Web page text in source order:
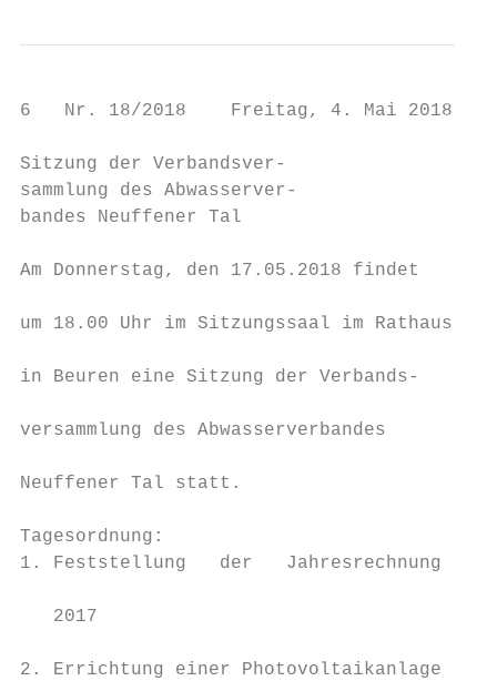
6   Nr. 18/2018    Freitag, 4. Mai
Sitzung der Verbandsver-
sammlung des Abwasserver-
bandes Neuffener Tal
Am Donnerstag, den 17.05.2018 findet
um 18.00 Uhr im Sitzungssaal im Rathaus
in Beuren eine Sitzung der Verbands-
versammlung des Abwasserverbandes
Neuffener Tal statt.
Tagesordnung:
1. Feststellung   der
2017
2. Errichtung einer